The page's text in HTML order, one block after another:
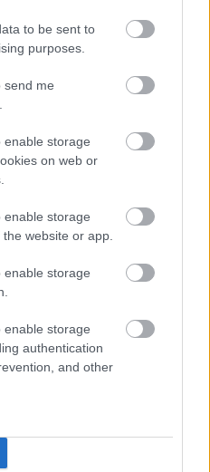
to be sent to
purposes.
send me
enable storage
on web or
enable storage
website or app.
enable storage
enable storage
authentication
and other
– ez az
az átlagos
pontosan a 126,6
pedig a
igencsak
nyugdíj összege
ekkor az átlagos
59,9 százalékát
felvenni. A nettó
módon – ez az
mindössze 28,5
mostani duplázásával
hogy az átlagos